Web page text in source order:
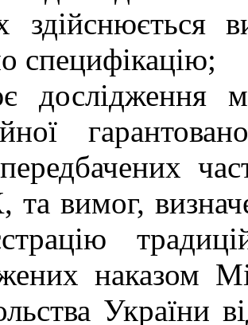
здійснюється
специфікацію;
дослідження
, та вимог,
наказом
України